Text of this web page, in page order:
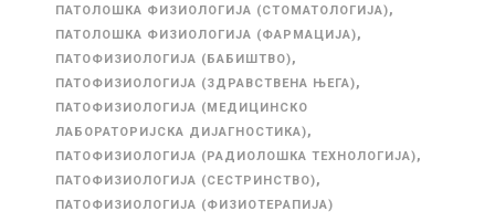
ПАТОЛОШКА ФИЗИОЛОГИЈА (СТОМАТОЛОГИЈА),
ПАТОЛОШКА ФИЗИОЛОГИЈА (ФАРМАЦИЈА),
ПАТОФИЗИОЛОГИЈА (БАБИШТВО),
ПАТОФИЗИОЛОГИЈА (ЗДРАВСТВЕНА ЊЕГА),
ПАТОФИЗИОЛОГИЈА (МЕДИЦИНСКО
ЛАБОРАТОРИЈСКА ДИЈАГНОСТИКА),
ПАТОФИЗИОЛОГИЈА (РАДИОЛОШКА ТЕХНОЛОГИЈА),
ПАТОФИЗИОЛОГИЈА (СЕСТРИНСТВО),
ПАТОФИЗИОЛОГИЈА (ФИЗИОТЕРАПИЈА)